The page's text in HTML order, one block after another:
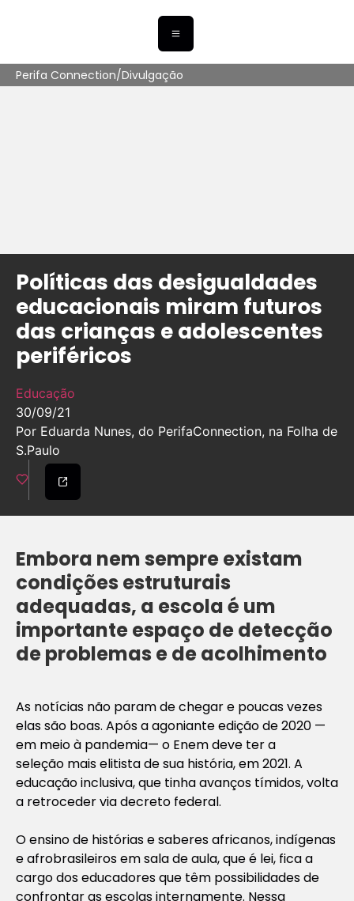
Perifa Connection/Divulgação
Políticas das desigualdades
educacionais miram futuros
das crianças e adolescentes
periféricos
Educação
30/09/21
Por Eduarda Nunes, do PerifaConnection, na Folha de
S.Paulo
Embora nem sempre existam
condições estruturais
adequadas, a escola é um
importante espaço de detecção
de problemas e de acolhimento
As notícias não param de chegar e poucas vezes
elas são boas. Após a agoniante edição de 2020 —
em meio à pandemia— o Enem deve ter a
seleção mais elitista de sua história, em 2021. A
educação inclusiva, que tinha avanços tímidos, volta
a retroceder via decreto federal.
O ensino de histórias e saberes africanos, indígenas
e afrobrasileiros em sala de aula, que é lei, fica a
cargo dos educadores que têm possibilidades de
confrontar as escolas internamente. Nessa